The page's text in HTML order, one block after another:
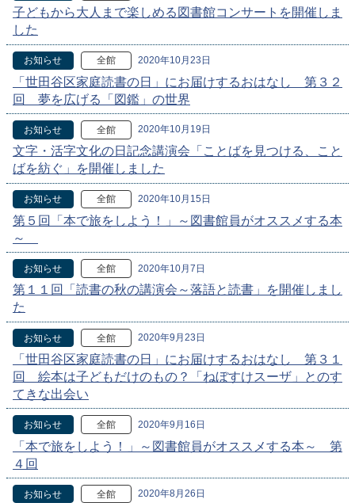
子どもから大人まで楽しめる図書館コンサートを開催しま
した
お知らせ 全館 2020年10月23日
「世田谷区家庭読書の日」にお届けするおはなし 第３２
回 夢を広げる「図鑑」の世界
お知らせ 全館 2020年10月19日
文字・活字文化の日記念講演会「ことばを見つける、こと
ばを紡ぐ」を開催しました
お知らせ 全館 2020年10月15日
第５回「本で旅をしよう！」～図書館員がオススメする本
～
お知らせ 全館 2020年10月7日
第１１回「読書の秋の講演会～落語と読書」を開催しまし
た
お知らせ 全館 2020年9月23日
「世田谷区家庭読書の日」にお届けするおはなし 第３１
回 絵本は子どもだけのもの？「ねぼすけスーザ」とのす
てきな出会い
お知らせ 全館 2020年9月16日
「本で旅をしよう！」～図書館員がオススメする本～ 第
４回
お知らせ 全館 2020年8月26日